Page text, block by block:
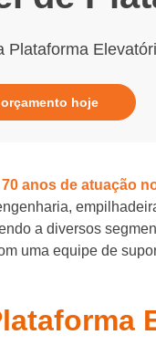
Plataforma
hoje
70 anos de atuação
a diversos
uma equipe de